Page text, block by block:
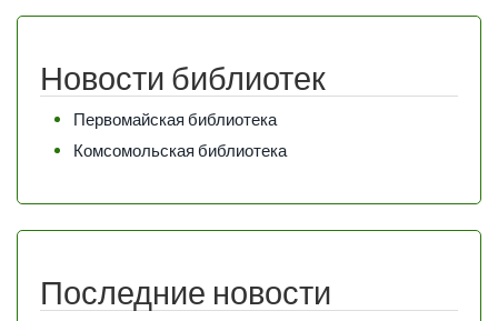
Новости библиотек
Первомайская библиотека
Комсомольская библиотека
Последние новости